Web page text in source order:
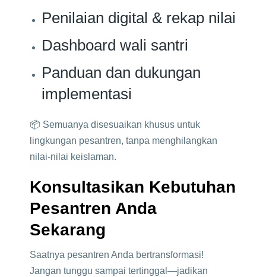
Penilaian digital & rekap nilai
Dashboard wali santri
Panduan dan dukungan
implementasi
📦 Semuanya disesuaikan khusus untuk
lingkungan pesantren, tanpa menghilangkan
nilai-nilai keislaman.
Konsultasikan Kebutuhan
Pesantren Anda
Sekarang
Saatnya pesantren Anda bertransformasi!
Jangan tunggu sampai tertinggal—jadikan